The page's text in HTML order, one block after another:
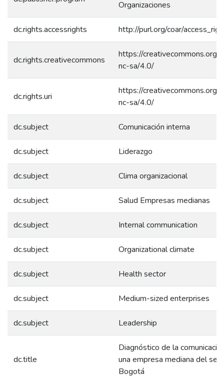
Organizaciones
dc.rights.accessrights http://purl.org/coar/
dc.rights.creativecommons
https://creativecommons.org/
nc-sa/4.0/
dc.rights.uri
https://creativecommons.org/
nc-sa/4.0/
dc.subject Comunicación interna
dc.subject Liderazgo
dc.subject Clima organizacional
dc.subject Salud Empresas medianas
dc.subject Internal communication
dc.subject Organizational climate
dc.subject Health sector
dc.subject Medium-sized enterprises
dc.subject Leadership
dc.title
Diagnóstico de la
una empresa mediana del
Bogotá